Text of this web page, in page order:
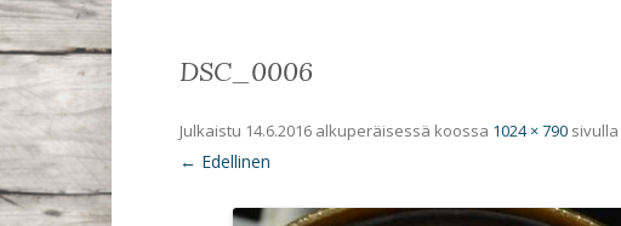
DSC_0006
Julkaistu 14.6.2016 alkuperäisessä koossa 1024 × 790 sivulla
← Edellinen